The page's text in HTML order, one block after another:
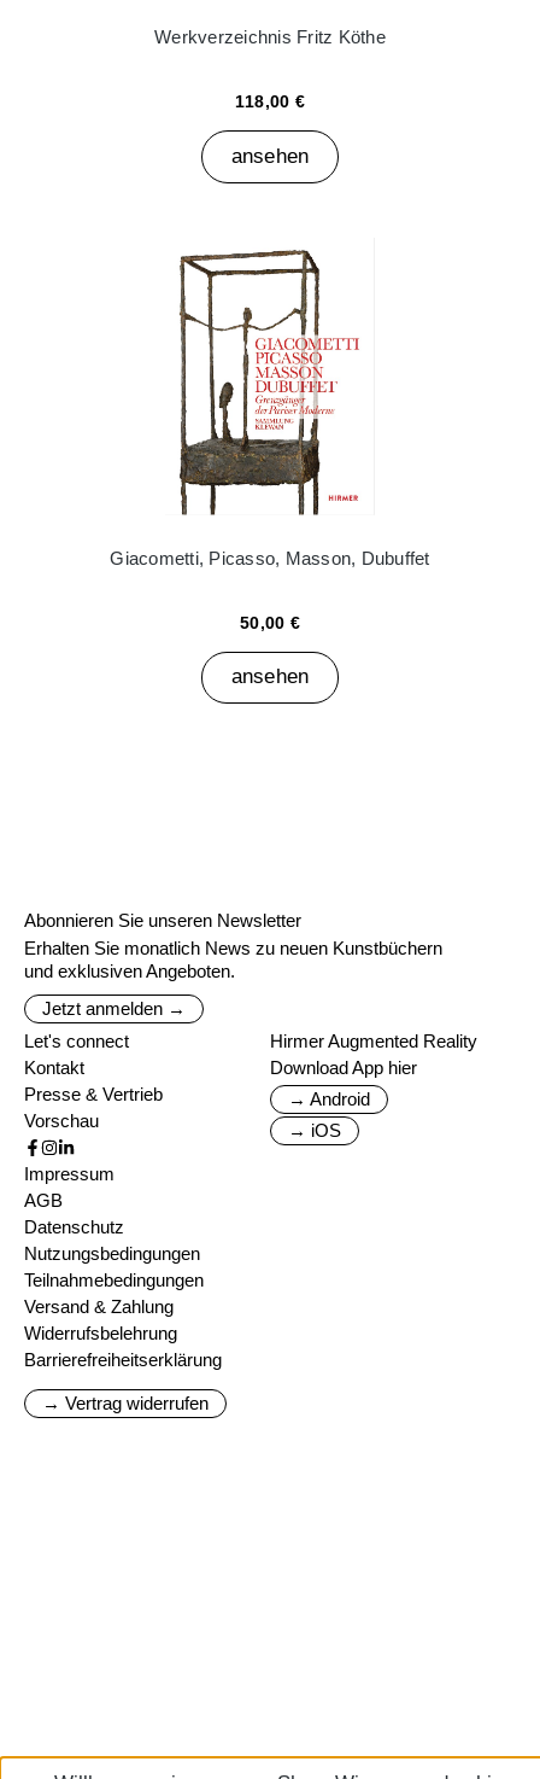
Werkverzeichnis Fritz Köthe
118,00 €
ansehen
Giacometti, Picasso, Masson, Dubuffet
50,00 €
ansehen
Abonnieren Sie unseren Newsletter
Erhalten Sie monatlich News zu neuen Kunstbüchern
und exklusiven Angeboten.
Jetzt anmelden →
Let's connect
Kontakt
Presse & Vertrieb
Vorschau
Hirmer Augmented Reality
Download App hier
→ Android
→ iOS
Impressum
AGB
Datenschutz
Nutzungsbedingungen
Teilnahmebedingungen
Versand & Zahlung
Widerrufsbelehrung
Barrierefreiheitserklärung
→ Vertrag widerrufen